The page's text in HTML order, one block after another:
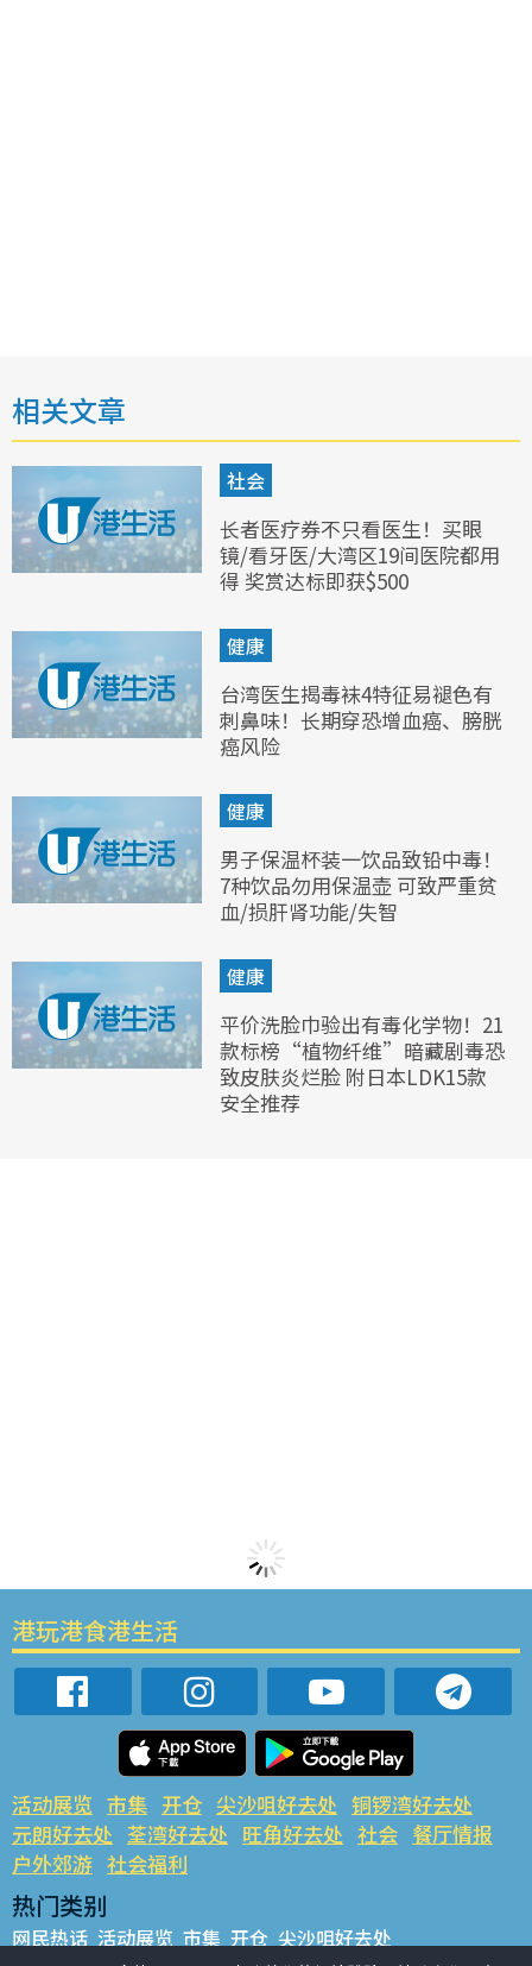
相关文章
社会
长者医疗券不只看医生！买眼
镜/看牙医/大湾区19间医院都用
得 奖赏达标即获$500
健康
台湾医生揭毒袜4特征易褪色有
刺鼻味！长期穿恐增血癌、膀胱
癌风险
健康
男子保温杯装一饮品致铅中毒！
7种饮品勿用保温壶 可致严重贫
血/损肝肾功能/失智
健康
平价洗脸巾验出有毒化学物！21
款标榜“植物纤维”暗藏剧毒恐
致皮肤炎烂脸 附日本LDK15款
安全推荐
港玩港食港生活
活动展览 市集 开仓 尖沙咀好去处 铜锣湾好去处
元朗好去处 荃湾好去处 旺角好去处 社会 餐厅情报
户外郊游 社会福利
热门类别
网民热话 活动展览 市集 开仓 尖沙咀好去处